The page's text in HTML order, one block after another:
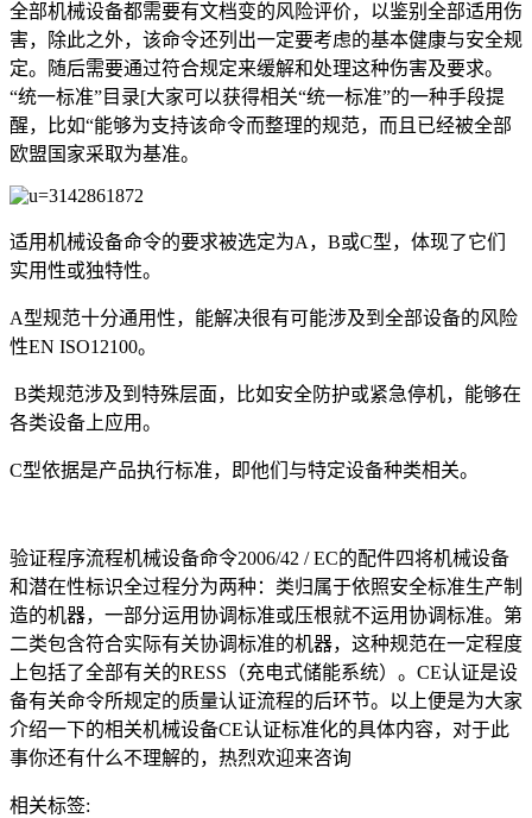
全部机械设备都需要有文档变的风险评价，以鉴别全部适用伤
害，除此之外，该命令还列出一定要考虑的基本健康与安全规
定。随后需要通过符合规定来缓解和处理这种伤害及要求。
“统一标准”目录[大家可以获得相关“统一标准”的一种手段提
醒，比如“能够为支持该命令而整理的规范，而且已经被全部
欧盟国家采取为基准。
适用机械设备命令的要求被选定为A，B或C型，体现了它们
实用性或独特性。
A型规范十分通用性，能解决很有可能涉及到全部设备的风险
性EN ISO12100。
B类规范涉及到特殊层面，比如安全防护或紧急停机，能够在
各类设备上应用。
C型依据是产品执行标准，即他们与特定设备种类相关。
验证程序流程机械设备命令2006/42 / EC的配件四将机械设备
和潜在性标识全过程分为两种：类归属于依照安全标准生产制
造的机器，一部分运用协调标准或压根就不运用协调标准。第
二类包含符合实际有关协调标准的机器，这种规范在一定程度
上包括了全部有关的RESS（充电式储能系统）。CE认证是设
备有关命令所规定的质量认证流程的后环节。以上便是为大家
介绍一下的相关机械设备CE认证标准化的具体内容，对于此
事你还有什么不理解的，热烈欢迎来咨询
相关标签: